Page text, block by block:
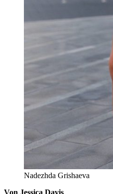
Nadezhda Grishaeva
Von Jessica Davis